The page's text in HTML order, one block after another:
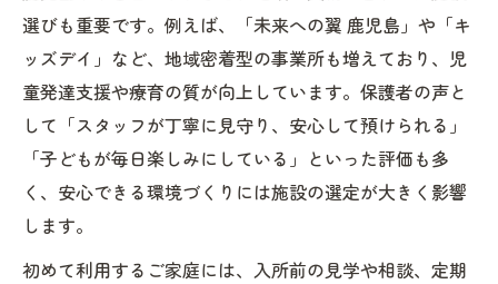
選びも重要です。例えば、「未来への翼 鹿児島」や「キ
ッズデイ」など、地域密着型の事業所も増えており、児
童発達支援や療育の質が向上しています。保護者の声と
して「スタッフが丁寧に見守り、安心して預けられる」
「子どもが毎日楽しみにしている」といった評価も多
く、安心できる環境づくりには施設の選定が大きく影響
します。
初めて利用するご家庭には、入所前の見学や相談、定期